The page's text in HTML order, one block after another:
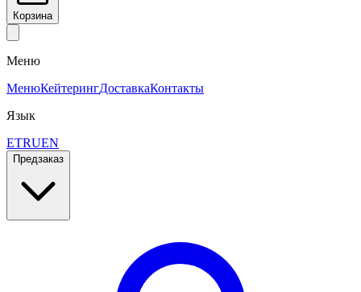
Корзина
Меню
МенюКейтерингДоставкаКонтакты
Язык
ETRUEN
Предзаказ